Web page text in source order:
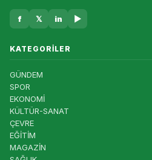
f 𝕏 in ▶
KATEGORILER
GÜNDEM
SPOR
EKONOMİ
KÜLTÜR-SANAT
ÇEVRE
EĞİTİM
MAGAZİN